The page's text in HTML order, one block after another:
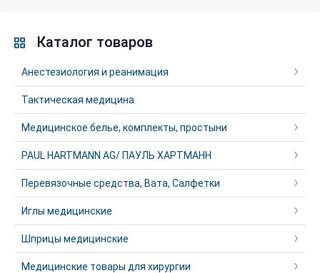
Каталог товаров
Анестезиология и реанимация
Тактическая медицина
Медицинское белье, комплекты, простыни
PAUL HARTMANN AG/ ПАУЛЬ ХАРТМАНН
Перевязочные средства, Вата, Салфетки
Иглы медицинские
Шприцы медицинские
Медицинские товары для хирургии